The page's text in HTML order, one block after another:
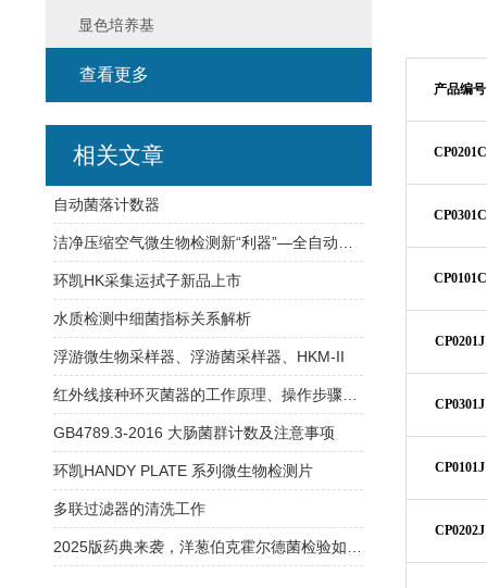
产品编号
CP0201C
CP0301C
CP0101C
CP0201J
CP0301J
CP0101J
CP0202J
显色培养基
查看更多
相关文章
自动菌落计数器
环凯HK采集运拭子新品上市
水质检测中细菌指标关系解析
浮游微生物采样器、浮游菌采样器、HKM-II
GB4789.3-2016 大肠菌群计数及注意事项
环凯HANDY PLATE 系列微生物检测片
多联过滤器的清洗工作